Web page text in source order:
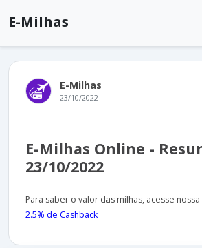
E-Milhas
E-Milhas
23/10/2022
E-Milhas Online -
23/10/2022
Para saber o valor das milhas, acesse nossa
2.5% de Cashback